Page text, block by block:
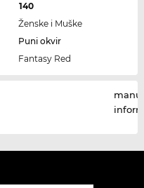
140
Ženske i Muške
Puni okvir
Fantasy Red